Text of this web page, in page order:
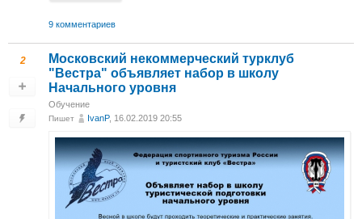
9 комментариев
2
Московский некоммерческий турклуб
"Вестра" объявляет набор в школу
Начального уровня
Обучение
Пишет IvanP, 16.02.2019 20:55